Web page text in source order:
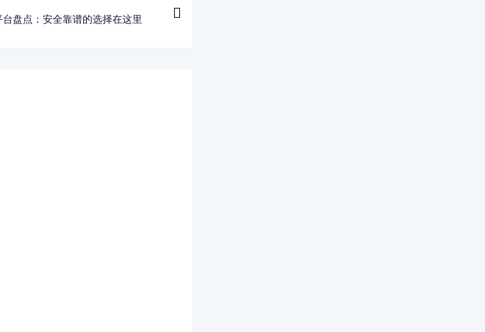
盘点：安全靠谱的选择在这里